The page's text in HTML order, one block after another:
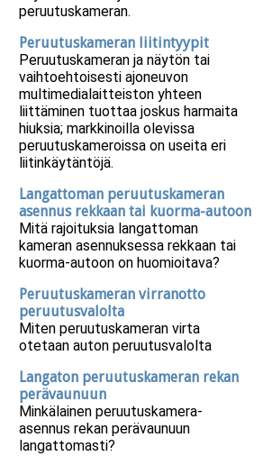
peruutuskameran.
Peruutuskameran liitintyypit
Peruutuskameran ja näytön tai
vaihtoehtoisesti ajoneuvon
multimedialaitteiston yhteen
liittäminen tuottaa joskus harmaita
hiuksia; markkinoilla olevissa
peruutuskameroissa on useita eri
liitinkäytäntöjä.
Langattoman peruutuskameran
asennus rekkaan tai kuorma-autoon
Mitä rajoituksia langattoman
kameran asennuksessa rekkaan tai
kuorma-autoon on huomioitava?
Peruutuskameran virranotto
peruutusvalolta
Miten peruutuskameran virta
otetaan auton peruutusvalolta
Langaton peruutuskameran rekan
perävaunuun
Minkälainen peruutuskamera-
asennus rekan perävaunuun
langattomasti?